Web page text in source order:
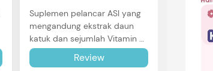
Suplemen pelancar ASI yang
mengandung ekstrak daun
katuk dan sejumlah Vitamin B1,
B2, B6 & B12 yang bagus untuk
melancarkan air susu ibu.
Review